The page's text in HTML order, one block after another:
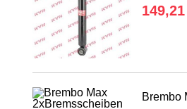
Brembo